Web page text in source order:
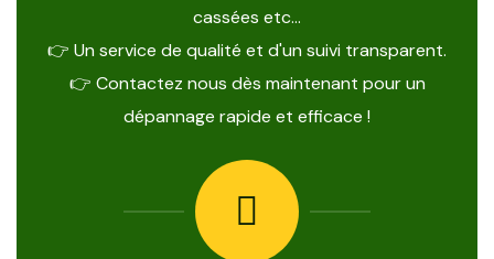
cassées etc…
👉 Un service de qualité et d'un suivi transparent.
👉 Contactez nous dès maintenant pour un
dépannage rapide et efficace !